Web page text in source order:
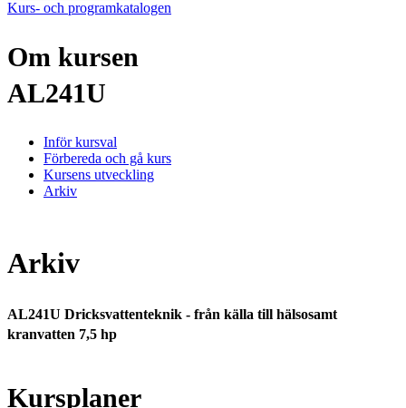
Kurs- och programkatalogen
Om kursen
AL241U
Inför kursval
Förbereda och gå kurs
Kursens utveckling
Arkiv
Arkiv
AL241U Dricksvattenteknik - från källa till hälsosamt
kranvatten 7,5 hp
Kursplaner